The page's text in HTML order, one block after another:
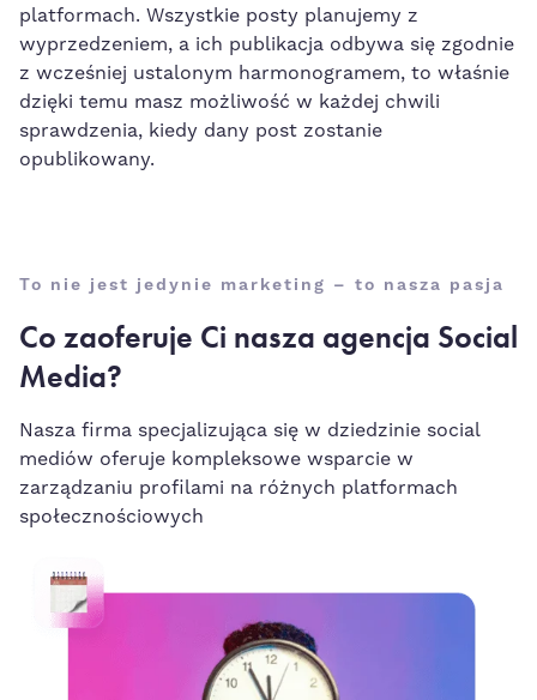
platformach. Wszystkie posty planujemy z
wyprzedzeniem, a ich publikacja odbywa się zgodnie
z wcześniej ustalonym harmonogramem, to właśnie
dzięki temu masz możliwość w każdej chwili
sprawdzenia, kiedy dany post zostanie
opublikowany.
To nie jest jedynie marketing – to nasza pasja
Co zaoferuje Ci nasza agencja Social
Media?
Nasza firma specjalizująca się w dziedzinie social
mediów oferuje kompleksowe wsparcie w
zarządzaniu profilami na różnych platformach
społecznościowych